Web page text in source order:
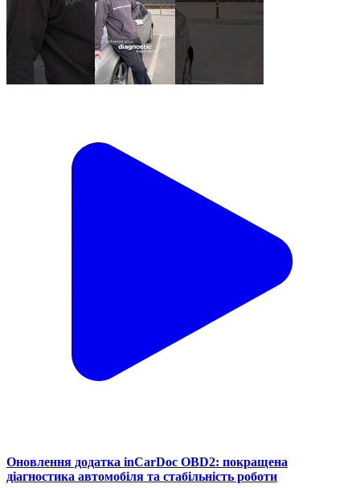
Оновлення додатка inCarDoc OBD2: покращена
діагностика автомобіля та стабільність роботи